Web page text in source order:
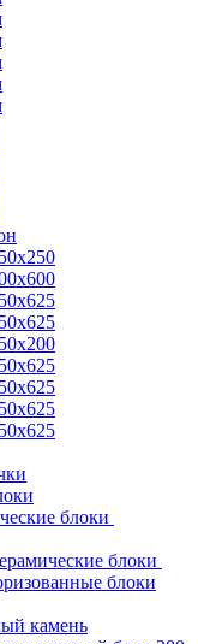
блоки
блоки
блоки
камень